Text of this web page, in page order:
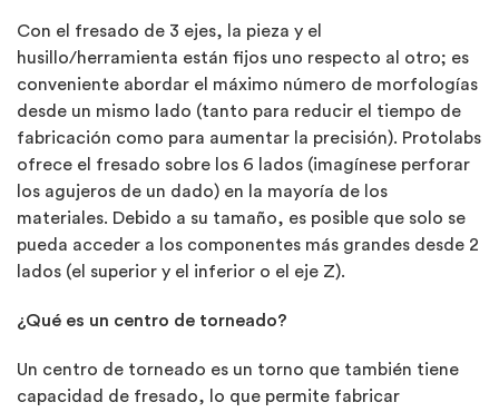
Con el fresado de 3 ejes, la pieza y el
husillo/herramienta están fijos uno respecto al otro; es
conveniente abordar el máximo número de morfologías
desde un mismo lado (tanto para reducir el tiempo de
fabricación como para aumentar la precisión). Protolabs
ofrece el fresado sobre los 6 lados (imagínese perforar
los agujeros de un dado) en la mayoría de los
materiales. Debido a su tamaño, es posible que solo se
pueda acceder a los componentes más grandes desde 2
lados (el superior y el inferior o el eje Z).
¿Qué es un centro de torneado?
Un centro de torneado es un torno que también tiene
capacidad de fresado, lo que permite fabricar